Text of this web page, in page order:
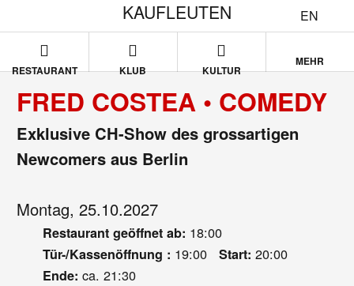
EN
KAUFLEUTEN
RESTAURANT KLUB KULTUR
MEHR
FRED COSTEA • COMEDY
Exklusive CH-Show des grossartigen
Newcomers aus Berlin
Montag, 25.10.2027
Restaurant geöffnet ab: 18:00
Tür-/Kassenöffnung : 19:00 Start: 20:00
Ende: ca. 21:30